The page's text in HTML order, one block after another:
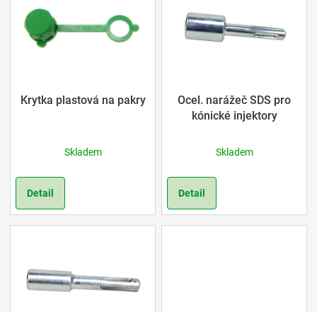
d
Krytka plastová na pakry
Skladem
Detail
Ocel. narážeč SDS pro
kónické injektory
Skladem
Detail